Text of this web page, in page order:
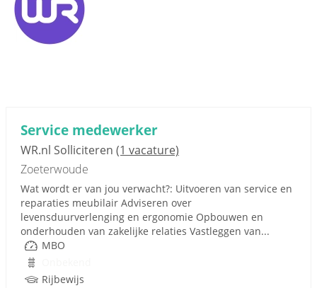
Service medewerker
WR.nl Solliciteren (1 vacature)
Zoeterwoude
Wat wordt er van jou verwacht?: Uitvoeren van service en
reparaties meubilair Adviseren over
levensduurverlenging en ergonomie Opbouwen en
onderhouden van zakelijke relaties Vastleggen van...
MBO
Rijbewijs